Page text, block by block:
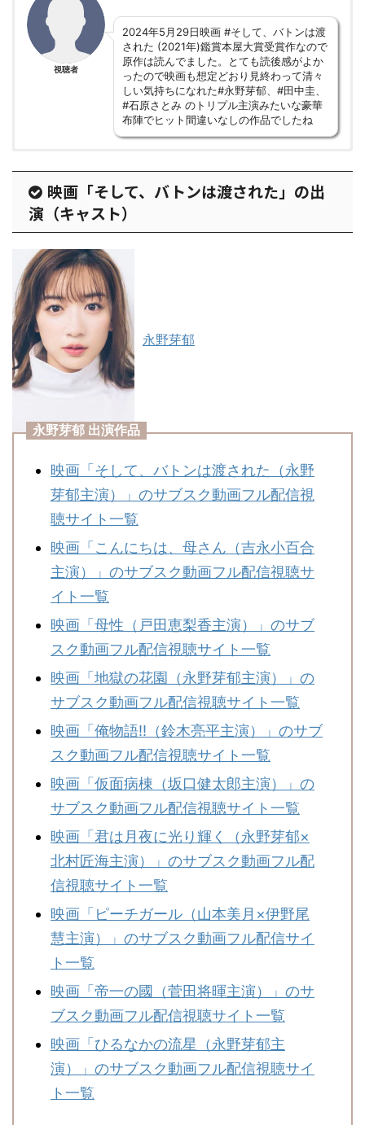
視聴者
2024年5月29日映画 #そして、バトンは渡
された (2021年)鑑賞本屋大賞受賞作なので
原作は読んでました。とても読後感がよか
ったので映画も想定どおり見終わって清々
しい気持ちになれた#永野芽郁、#田中圭、
#石原さとみ のトリプル主演みたいな豪華
布陣でヒット間違いなしの作品でしたね
視聴者
で、義母と2人
生を描いていま
2つの家族が
間差でリンク
とをほとんど
。
。
最後にしてほ
りすぎている
は、娘を一人
ら結婚相手を
話はありがち
、義母が本当
を繰り返し
なセリフで端
のは残念な
なって、泣
けでなく、盛
たです。
す。
潮な感じで
十分価値ある
の演技は良
父、ひどいで
相談なく会
行くって、あ
映画「そして、バトンは渡された」の出
演（キャスト）
永野芽郁
永野芽郁 出演作品
映画「そして、バトンは渡された（永野
芽郁主演）」のサブスク動画フル配信視
聴サイト一覧
映画「こんにちは、母さん（吉永小百合
主演）」のサブスク動画フル配信視聴サ
イト一覧
映画「母性（戸田恵梨香主演）」のサブ
スク動画フル配信視聴サイト一覧
映画「地獄の花園（永野芽郁主演）」の
サブスク動画フル配信視聴サイト一覧
映画「俺物語!!（鈴木亮平主演）」のサブ
スク動画フル配信視聴サイト一覧
映画「仮面病棟（坂口健太郎主演）」の
サブスク動画フル配信視聴サイト一覧
映画「君は月夜に光り輝く（永野芽郁×
北村匠海主演）」のサブスク動画フル配
信視聴サイト一覧
映画「ピーチガール（山本美月×伊野尾
慧主演）」のサブスク動画フル配信サイ
ト一覧
映画「帝一の國（菅田将暉主演）」のサ
ブスク動画フル配信視聴サイト一覧
映画「ひるなかの流星（永野芽郁主
演）」のサブスク動画フル配信視聴サイ
ト一覧